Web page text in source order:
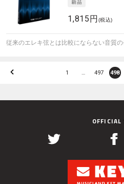
1,815円 (税込)
従来のエレキ弦とは比較にならない音質
1 … 497 498
OFFICIAL